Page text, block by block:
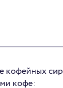
кофейных
кофе: